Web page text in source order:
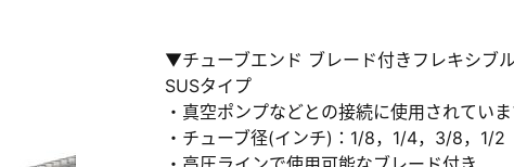
▼チューブエンド ブレード付きフレキシブ
SUSタイプ
・真空ポンプなどとの接続に使用されてい
・チューブ径(インチ)：1/8，1/4，3/8，1/2